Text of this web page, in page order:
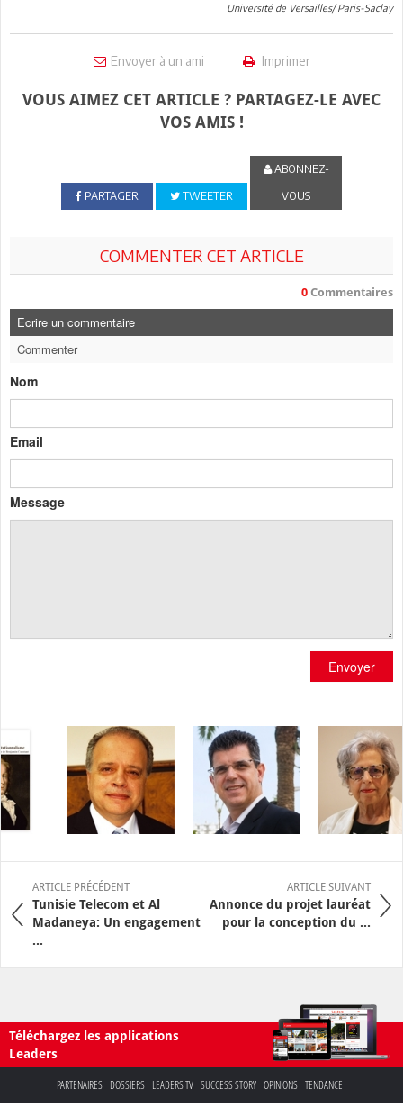
Université de Versailles/ Paris-Saclay
Envoyer à un ami Imprimer
VOUS AIMEZ CET ARTICLE ? PARTAGEZ-LE AVEC
VOS AMIS !
PARTAGER TWEETER
ABONNEZ-
VOUS
COMMENTER CET ARTICLE
0 Commentaires
Ecrire un commentaire
Commenter
Nom
Email
Message
Envoyer
ARTICLE PRÉCÉDENT
Tunisie Telecom et Al
Madaneya: Un engagement
...
ARTICLE SUIVANT
Annonce du projet lauréat
pour la conception du ...
Téléchargez les applications
Leaders
PARTENAIRES DOSSIERS LEADERS TV SUCCESS STORY OPINIONS TENDANCE